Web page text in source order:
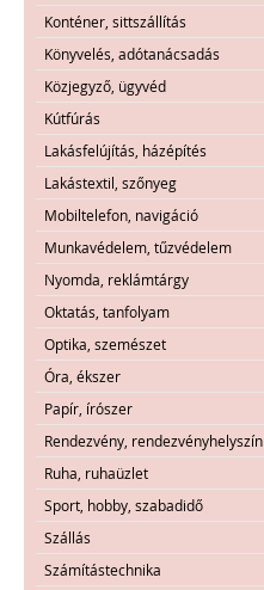
Konténer, sittszállítás
Könyvelés, adótanácsadás
Közjegyző, ügyvéd
Kútfúrás
Lakásfelújítás, házépítés
Lakástextil, szőnyeg
Mobiltelefon, navigáció
Munkavédelem, tűzvédelem
Nyomda, reklámtárgy
Oktatás, tanfolyam
Optika, szemészet
Óra, ékszer
Papír, írószer
Rendezvény, rendezvényhelyszín
Ruha, ruhaüzlet
Sport, hobby, szabadidő
Szállás
Számítástechnika